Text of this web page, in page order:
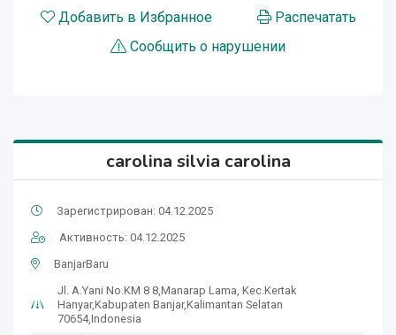
Добавить в Избранное
Распечатать
Сообщить о нарушении
carolina silvia carolina
Зарегистрирован: 04.12.2025
Активность: 04.12.2025
BanjarBaru
Jl. A.Yani No.KM 8 8,Manarap Lama, Kec.Kertak
Hanyar,Kabupaten Banjar,Kalimantan Selatan
70654,Indonesia